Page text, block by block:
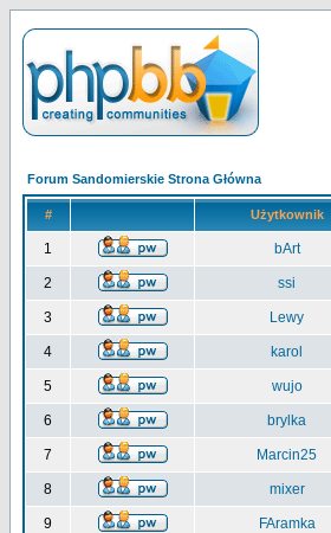
Forum Sandomierskie Strona Główna
# Użytkownik
1 bArt
2 ssi
3 Lewy
4 karol
5 wujo
6 brylka
7 Marcin25
8 mixer
9 FAramka